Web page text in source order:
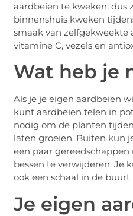
aardbeien te kweken, dus
binnenshuis kweken
smaak van zelfgekweekte
vitamine C, vezels en
Wat heb je
Als je je eigen aardbeien
kunt aardbeien telen in
nodig om de planten
laten groeien. Buiten kun
een paar
bessen te verwijderen. Je
ook een schaal in de
Je eigen